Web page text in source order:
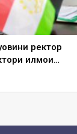
ректор
илмҳои…